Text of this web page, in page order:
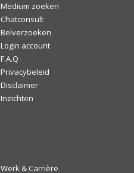
Medium zoeken
Chatconsult
Belverzoeken
Login account
F.A.Q
Privacybeleid
Disclaimer
Inzichten
Werk & Carrière